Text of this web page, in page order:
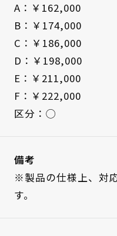
A：￥162,000
B：￥174,000
C：￥186,000
D：￥198,000
E：￥211,000
F：￥222,000
区分：◯
備考
※製品の仕様上、対
す。